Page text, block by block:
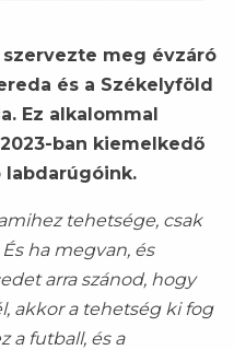
meg évzáró
és a Székelyföld
Ez alkalommal
ban kiemelkedő
tehetsége, csak
ha megvan, és
arra szánod, hogy
akkor a tehetség ki fog
a futball, és a